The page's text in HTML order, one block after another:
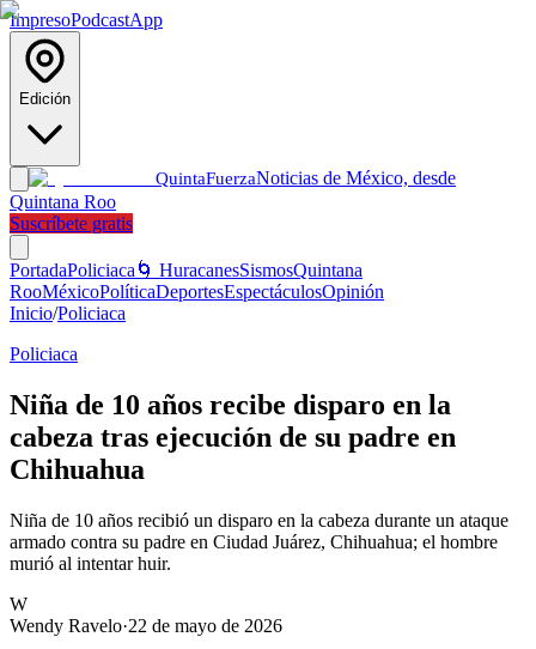
ImpresoPodcastApp
Edición
QuintaFuerzaNoticias de México, desde
Quintana Roo
Suscríbete gratis
PortadaPoliciaca 🌀 HuracanesSismosQuintana
RooMéxicoPolíticaDeportesEspectáculosOpinión
Inicio/Policiaca
Policiaca
Niña de 10 años recibe disparo en la
cabeza tras ejecución de su padre en
Chihuahua
Niña de 10 años recibió un disparo en la cabeza durante un ataque
armado contra su padre en Ciudad Juárez, Chihuahua; el hombre
murió al intentar huir.
W
Wendy Ravelo·22 de mayo de 2026